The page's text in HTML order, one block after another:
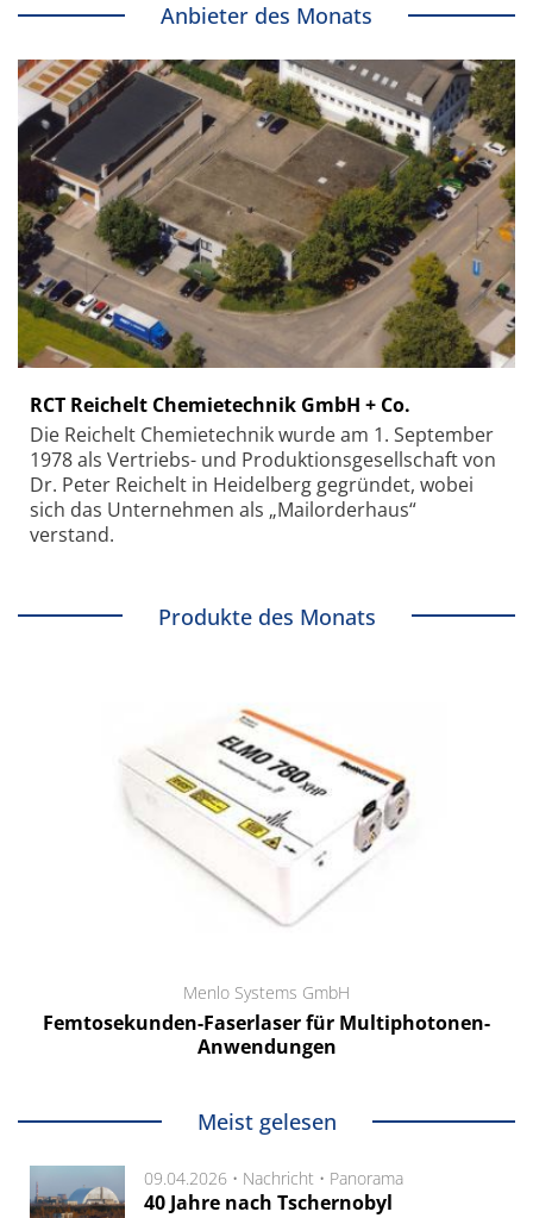
Anbieter des Monats
RCT Reichelt Chemietechnik GmbH + Co.
Die Reichelt Chemietechnik wurde am 1. September
1978 als Vertriebs- und Produktionsgesellschaft von
Dr. Peter Reichelt in Heidelberg gegründet, wobei
sich das Unternehmen als „Mailorderhaus“
verstand.
Produkte des Monats
Menlo Systems GmbH
Femtosekunden-Faserlaser für Multiphotonen-
Anwendungen
Meist gelesen
09.04.2026 • Nachricht • Panorama
40 Jahre nach Tschernobyl